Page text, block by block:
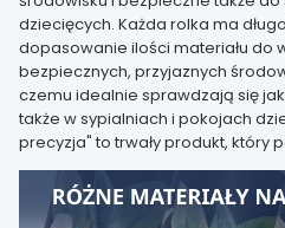
dziecięcych. Każda rolka ma
dopasowanie ilości materiału do
bezpiecznych, przyjaznych
czemu idealnie sprawdzają się
także w sypialniach i pokojach
precyzja" to trwały produkt, który